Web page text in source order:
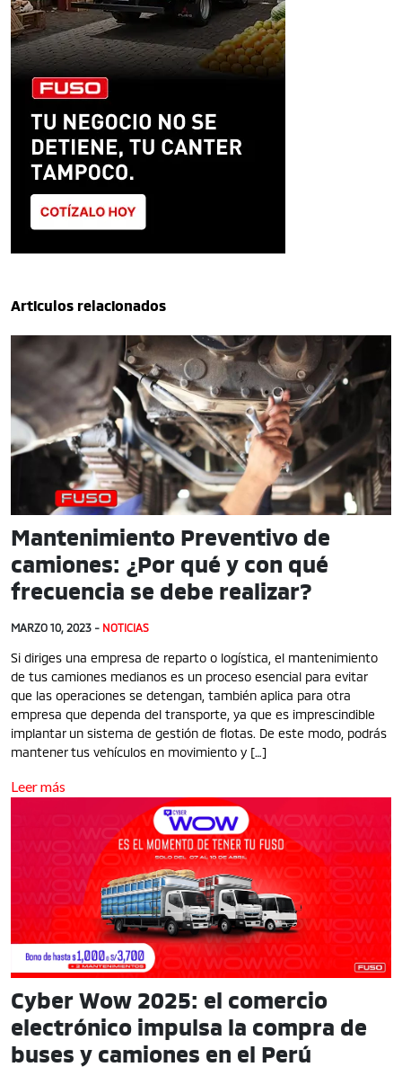
Articulos relacionados
Mantenimiento Preventivo de
camiones: ¿Por qué y con qué
frecuencia se debe realizar?
MARZO 10, 2023 - NOTICIAS
Si diriges una empresa de reparto o logística, el mantenimiento
de tus camiones medianos es un proceso esencial para evitar
que las operaciones se detengan, también aplica para otra
empresa que dependa del transporte, ya que es imprescindible
implantar un sistema de gestión de flotas. De este modo, podrás
mantener tus vehículos en movimiento y […]
Leer más
Cyber Wow 2025: el comercio
electrónico impulsa la compra de
buses y camiones en el Perú